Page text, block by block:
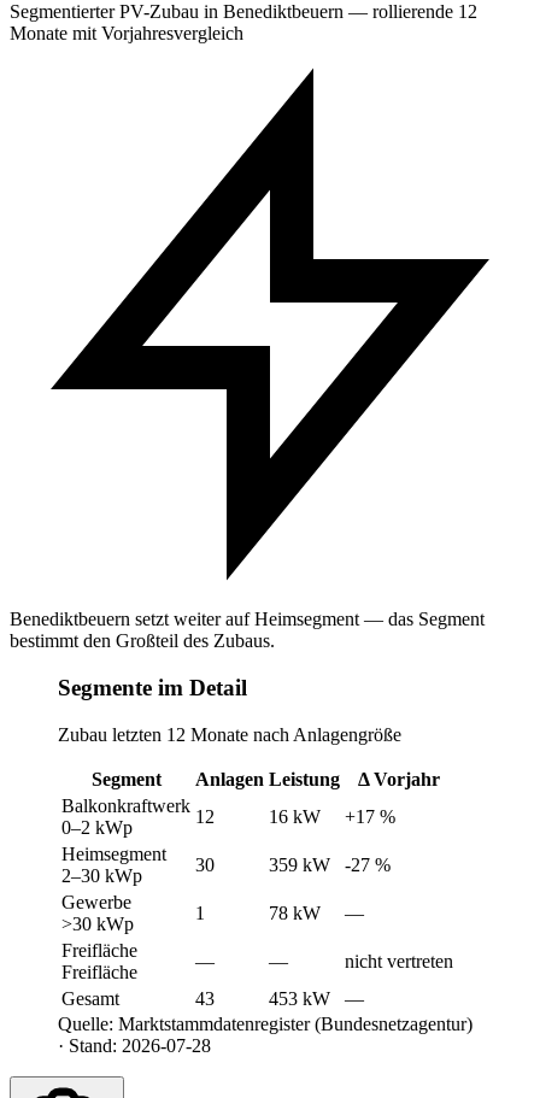
Segmentierter PV-Zubau in Benediktbeuern — rollierende 12
Monate mit Vorjahresvergleich
Benediktbeuern setzt weiter auf Heimsegment — das Segment
bestimmt den Großteil des Zubaus.
Segmente im Detail
Zubau letzten 12 Monate nach Anlagengröße
Segment Anlagen Leistung
Δ Vorjahr
Balkonkraftwerk
0–2 kWp
12 16 kW
+17 %
Heimsegment
2–30 kWp
30 359 kW
-27 %
Gewerbe
>30 kWp
1 78 kW
—
Freifläche
Freifläche
— —
nicht vertreten
Gesamt
43 453 kW
—
Quelle: Marktstammdatenregister (Bundesnetzagentur)
· Stand: 2026-07-28